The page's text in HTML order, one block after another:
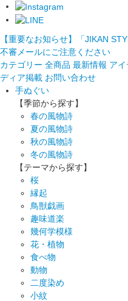
【重要なお知らせ】「JIKAN
不審メールにご注意ください
カテゴリー 全商品 最新情報 ア
ディア掲載 お問い合わせ
手ぬぐい
【季節から探す】
春の風物詩
夏の風物詩
秋の風物詩
冬の風物詩
【テーマから探す】
桜
縁起
鳥獣戯画
趣味道楽
幾何学模様
花・植物
食べ物
動物
二度染め
小紋